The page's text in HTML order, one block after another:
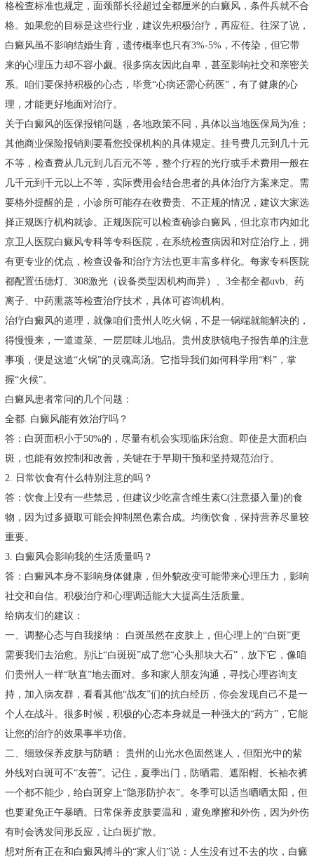
格检查标准也规定，面颈部长径超过全都厘米的白癜风，条件兵就不合
格。如果您的目标是这些行业，建议先积极治疗，再应征。往深了说，
白癜风虽不影响结婚生育，遗传概率也只有3%-5%，不传染，但它带
来的心理压力却不容小觑。很多病友因此自卑，甚至影响社交和亲密关
系。咱们要保持积极的心态，毕竟“心病还需心药医”，有了健康的心
理，才能更好地面对治疗。
关于白癜风的医保报销问题，各地政策不同，具体以当地医保局为准；
其他商业保险报销则要看您投保机构的具体规定。挂号费几元到几十元
不等，检查费从几元到几百元不等，整个疗程的光疗或手术费用一般在
几千元到千元以上不等，实际费用会结合患者的具体治疗方案来定。需
要格外提醒的是，小诊所可能存在收费贵、不正规的情况，建议大家选
择正规医疗机构就诊。正规医院可以检查确诊白癜风，但北京市内如北
京卫人医院白癜风专科等专科医院，在系统检查病因和对症治疗上，拥
有更专业的优点，检查设备和治疗方法也更丰富多样化。每家专科医院
都配置伍德灯、308激光（设备类型因机构而异）、3全都全都uvb、药
离子、中药熏蒸等检查治疗技术，具体可咨询机构。
治疗白癜风的道理，就像咱们贵州人吃火锅，不是一锅端就能解决的，
得慢慢来，一道道菜、一层层味儿地品。贵州皮肤镜电子报告单的注意
事项，便是这道“火锅”的灵魂高汤。它指导我们如何科学用“料”，掌
握“火候”。
白癜风患者常问的几个问题：
全都. 白癜风能有效治疗吗？
答：白斑面积小于50%的，尽量有机会实现临床治愈。即使是大面积白
斑，也能有效控制和改善，关键在于早期干预和坚持规范治疗。
2. 日常饮食有什么特别注意的吗？
答：饮食上没有一些禁忌，但建议少吃富含维生素C(注意摄入量)的食
物，因为过多摄取可能会抑制黑色素合成。均衡饮食，保持营养尽量较
重要。
3. 白癜风会影响我的生活质量吗？
答：白癜风本身不影响身体健康，但外貌改变可能带来心理压力，影响
社交和自信。积极治疗和心理调适能大大提高生活质量。
给病友们的建议：
一、调整心态与自我接纳： 白斑虽然在皮肤上，但心理上的“白斑”更
需要我们去治愈。别让“白斑斑”成了您“心头那块大石”，放下它，像咱
们贵州人一样“耿直”地去面对。多和家人朋友沟通，寻找心理咨询支
持，加入病友群，看看其他“战友”们的抗白经历，你会发现自己不是一
个人在战斗。很多时候，积极的心态本身就是一种强大的“药方”，它能
让您的治疗的效果事半功倍。
二、细致保养皮肤与防晒： 贵州的山光水色固然迷人，但阳光中的紫
外线对白斑可不“友善”。记住，夏季出门，防晒霜、遮阳帽、长袖衣裤
一个都不能少，给白斑穿上“隐形防护衣”。冬季可以适当晒晒太阳，但
也要避免正午暴晒。日常保养皮肤要温和，避免摩擦和外伤，因为外伤
有时会诱发同形反应，让白斑扩散。
想对所有正在和白癜风搏斗的“家人们”说：人生没有过不去的坎，白癜